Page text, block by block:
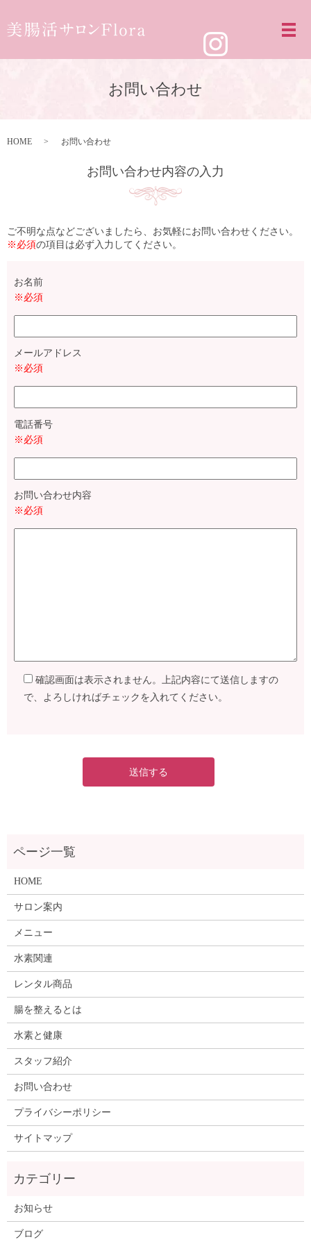
お問い合わせ
HOME お問い合わせ
お問い合わせ内容の入力
ご不明な点などございましたら、お気軽にお問い合わせください。
※必須の項目は必ず入力してください。
お名前
※必須
メールアドレス
※必須
電話番号
※必須
お問い合わせ内容
※必須
確認画面は表示されません。上記内容にて送信しますの
で、よろしければチェックを入れてください。
HOME
サロン案内
メニュー
水素関連
レンタル商品
腸を整えるとは
水素と健康
スタッフ紹介
お問い合わせ
プライバシーポリシー
サイトマップ
お知らせ
ブログ